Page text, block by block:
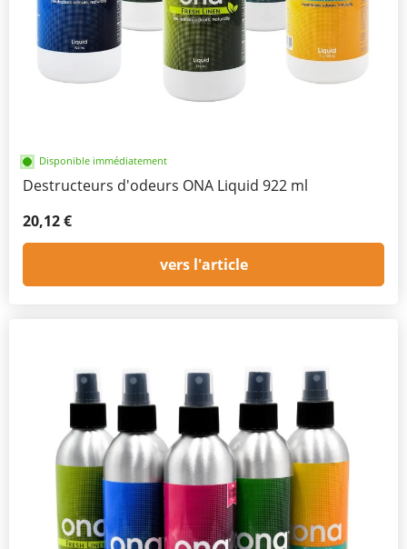
Disponible immédiatement
Destructeurs d'odeurs ONA Liquid 922 ml
20,12 €
vers l'article